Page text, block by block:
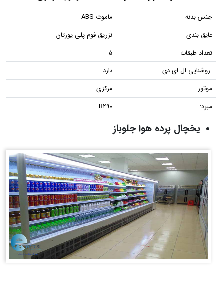
جنس بدنه
ماموت ABS
عایق بندی
تزریق فوم پلی یورتان
تعداد طبقات
5
روشنایی ال ای دی
دارد
موتور
مرکزی
مبرد:
R290
یخچال پرده هوا جلوباز